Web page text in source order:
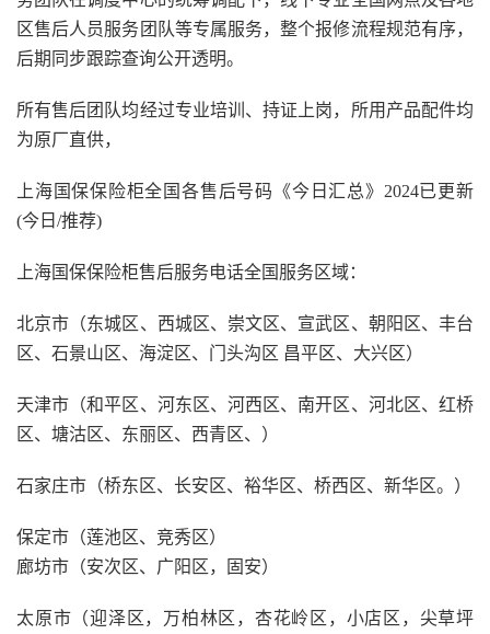
区售后人员服务团队等专属服务，整个报修流程规范有序，
后期同步跟踪查询公开透明。
所有售后团队均经过专业培训、持证上岗，所用产品配件均
为原厂直供，
上海国保保险柜全国各售后号码《今日汇总》2024已更新
(今日/推荐)
上海国保保险柜售后服务电话全国服务区域：
北京市（东城区、西城区、崇文区、宣武区、朝阳区、丰台
区、石景山区、海淀区、门头沟区 昌平区、大兴区）
天津市（和平区、河东区、河西区、南开区、河北区、红桥
区、塘沽区、东丽区、西青区、）
石家庄市（桥东区、长安区、裕华区、桥西区、新华区。）
保定市（莲池区、竞秀区）
廊坊市（安次区、广阳区，固安）
太原市（迎泽区，万柏林区，杏花岭区，小店区，尖草坪